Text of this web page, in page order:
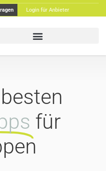
Login für Anbieter
für